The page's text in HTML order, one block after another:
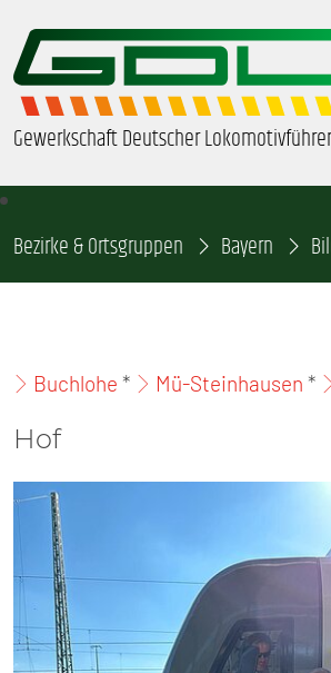
Gewerkschaft Deutscher Lokomotivführer
ÜBER UNS
GDL-JUGEND
BEAMTE
SENIOREN
TARIF
SERVICE
Bezirke & Ortsgruppen Bayern
Buchlohe * Mü-Steinhausen *
Hof